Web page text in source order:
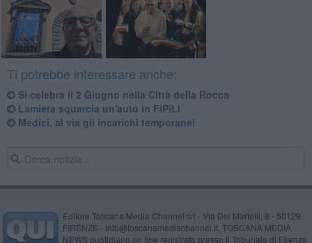
Ti potrebbe interessare anche:
Si celebra il 2 Giugno nella Città della Rocca
Lamiera squarcia un'auto in FiPiLi
Medici, al via gli incarichi temporanei
Editore Toscana Media Channel srl - Via Dei Martelli, 8 - 50129
FIRENZE - info@toscanamediachannel.it. TOSCANA MEDIA
NEWS quotidiano on line registrato presso il Tribunale di Firenze